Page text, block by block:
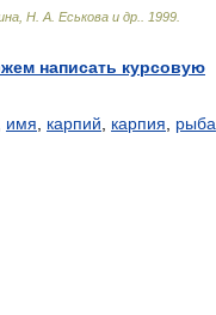
Н. А. Еськова и др.
1999
написать курсовую
имя карпий карпия рыба